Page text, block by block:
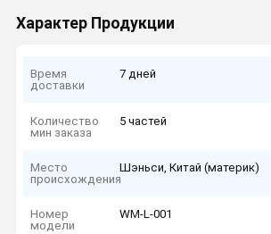
Характер Продукции
Время
доставки
7 дней
Количество
мин заказа
5 частей
Место
происхождения
Шэньси, Китай (материк)
Номер
модели
WM-L-001